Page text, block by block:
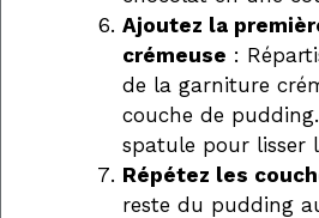
Ajoutez la
crémeuse :
de la garniture
couche de
spatule pour lisser
Répétez les
reste du pudding